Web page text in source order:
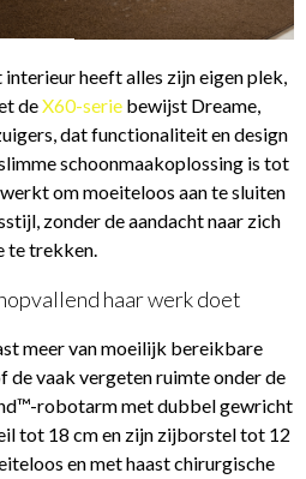
heeft alles zijn eigen plek,
deX60-serie bewijst Dreame,
dat functionaliteit en design
schoonmaakoplossing is tot
om moeiteloos aan te sluiten
zonder de aandacht naar zich
te trekken.
haar werk doet
meer van moeilijk bereikbare
vaak vergeten ruimte onder de
robotarm met dubbel gewricht
tot 18 cm en zijn zijborstel tot 12
en met haast chirurgische